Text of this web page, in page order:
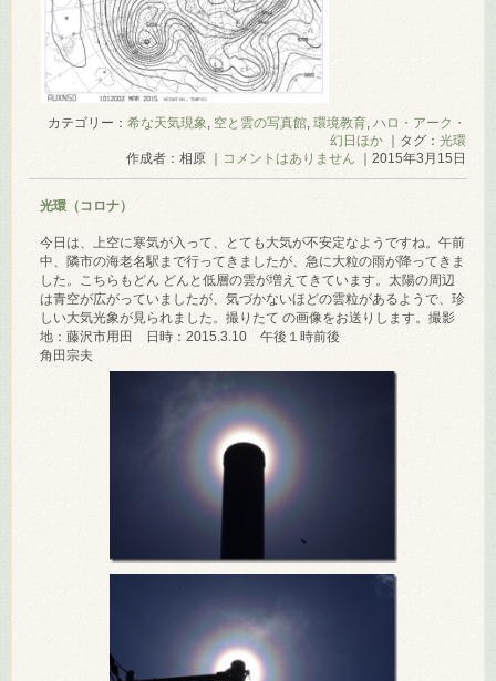
カテゴリー： 希な天気現象, 空と雲の写真館, 環境教育, ハロ・アーク・
幻日ほか｜タグ： 光環
作成者：相原 ｜
コメントはありません ｜2015年3月15日
光環（コロナ）
今日は、上空に寒気が入って、とても大気が不安定なようですね。午前
中、隣市の海老名駅まで行ってきましたが、急に大粒の雨が降ってきま
した。こちらもどん どんと低層の雲が増えてきています。太陽の周辺
は青空が広がっていましたが、気づかないほどの雲粒があるようで、珍
しい大気光象が見られました。撮りたて の画像をお送りします。撮影
地：藤沢市用田 日時：2015.3.10 午後１時前後
角田宗夫